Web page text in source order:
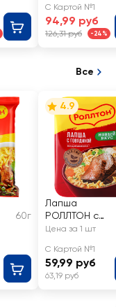
отборные
соленые
С Картой №1
94,99 руб
126,31 руб -24%
Все
60г
4.9
Лапша
РОЛЛТОН с
говядиной По-
Цена за 1 шт
С Картой №1
59,99 руб
63,19 руб